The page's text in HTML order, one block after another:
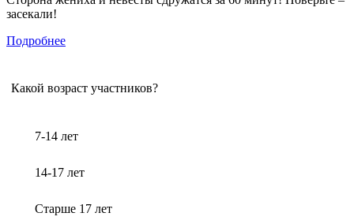
засекали!
Подробнее
Какой возраст участников?
7-14 лет
14-17 лет
Старше 17 лет